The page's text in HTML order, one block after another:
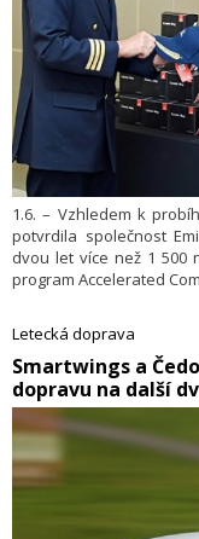
1.6. – Vzhledem k
potvrdila společnost
dvou let více než 1 500
program Accelerated
tímto programem
Letecká doprava
​Smartwings a
dopravu na další